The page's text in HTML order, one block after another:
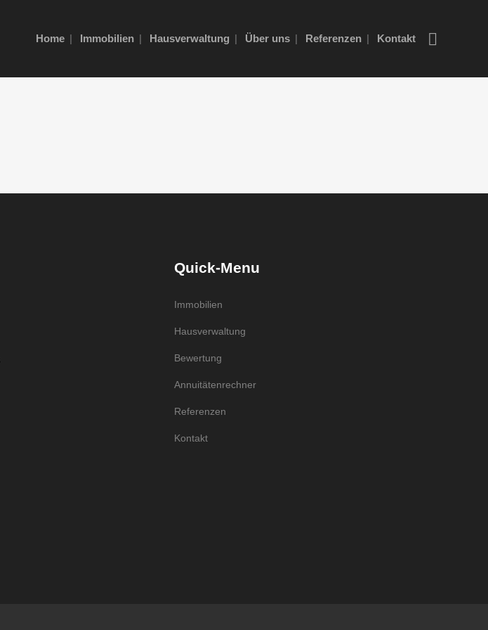
Home Immobilien Hausverwaltung Über uns Referenzen Kontakt
Quick-Menu
Immobilien
Hausverwaltung
Bewertung
Annuitätenrechner
Referenzen
Kontakt